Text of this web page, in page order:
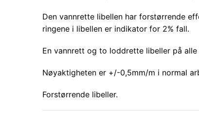
Den vannrette libellen har forstørrende
ringene i libellen er indikator for 2% fall.
En vannrett og to loddrette libeller på
Nøyaktigheten er +/-0,5mm/m i normal
Forstørrende libeller.